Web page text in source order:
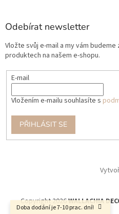
Doba dodání je 7-10 prac. dní!
Odebírat newsletter
Vložte svůj e-mail a my vám
produktech na našem e-shopu.
E-mail
Vložením e-mailu souhlasíte s
PŘIHLÁSIT SE
Copyright 2026WALLACHIA